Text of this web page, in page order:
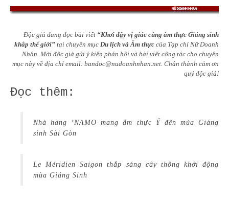
Độc giả đang đọc bài viết “Khơi dậy vị giác cùng ẩm thực Giáng sinh
khắp thế giới” tại chuyên mục Du lịch và Ẩm thực của Tạp chí Nữ Doanh
Nhân. Mời độc giả gửi ý kiến phản hồi và bài viết cộng tác cho chuyên
mục này về địa chỉ email: bandoc@nudoanhnhan.net Chân thành cảm ơn
quý độc giả!
Đọc thêm:
Nhà hàng ’NAMO mang ẩm thực Ý đến mùa Giáng
sinh Sài Gòn
Le Méridien Saigon thắp sáng cây thông khởi động
mùa Giáng Sinh